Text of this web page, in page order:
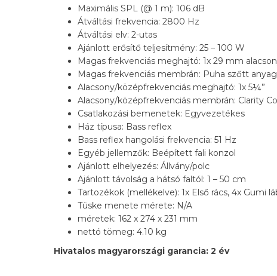
Maximális SPL (@ 1 m): 106 dB
Átváltási frekvencia: 2800 Hz
Átváltási elv: 2-utas
Ajánlott erősítő teljesítmény: 25 – 100 W
Magas frekvenciás meghajtó: 1x 29 mm
Magas frekvenciás membrán: Puha szőtt anyag
Alacsony/középfrekvenciás meghajtó: 1x 5¼”
Alacsony/középfrekvenciás membrán: Clarity
Csatlakozási bemenetek: Egyvezetékes
Ház típusa: Bass reflex
Bass reflex hangolási frekvencia: 51 Hz
Egyéb jellemzők: Beépített fali konzol
Ajánlott elhelyezés: Állvány/polc
Ajánlott távolság a hátsó faltól: 1 – 50 cm
Tartozékok (mellékelve): 1x Első rács, 4x Gumi
Tüske menete mérete: N/A
méretek: 162 x 274 x 231 mm
nettó tömeg: 4.10 kg
Hivatalos magyarországi garancia: 2 év